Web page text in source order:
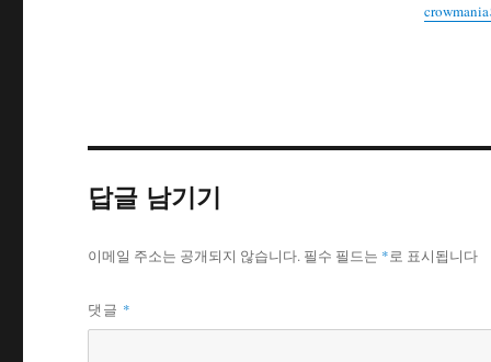
답글 남기기
이메일 주소는 공개되지 않습니다. 필수 필드는 *로 표시됩니다
댓글 *